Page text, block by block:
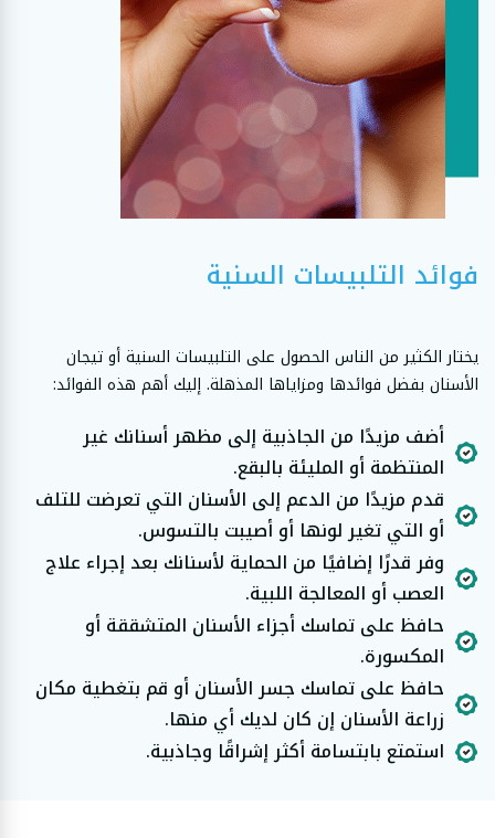
فوائد التلبيسات السنية
يختار الكثير من الناس الحصول على التلبيسات السنية أو تيجان
الأسنان بفضل فوائدها ومزاياها المذهلة. إليك أهم هذه الفوائد:
أضف مزيدًا من الجاذبية إلى مظهر أسنانك غير
المنتظمة أو المليئة بالبقع.
قدم مزيدًا من الدعم إلى الأسنان التي تعرضت للتلف
أو التي تغير لونها أو أصيبت بالتسوس.
وفر قدرًا إضافيًا من الحماية لأسنانك بعد إجراء علاج
العصب أو المعالجة اللبية.
حافظ على تماسك أجزاء الأسنان المتشققة أو
المكسورة.
حافظ على تماسك جسر الأسنان أو قم بتغطية مكان
زراعة الأسنان إن كان لديك أي منها.
استمتع بابتسامة أكثر إشراقًا وجاذبية.